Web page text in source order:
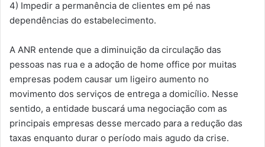
4) Impedir a permanência de clientes em pé nas
dependências do estabelecimento.
A ANR entende que a diminuição da circulação das
pessoas nas rua e a adoção de home office por muitas
empresas podem causar um ligeiro aumento no
movimento dos serviços de entrega a domicílio. Nesse
sentido, a entidade buscará uma negociação com as
principais empresas desse mercado para a redução das
taxas enquanto durar o período mais agudo da crise.